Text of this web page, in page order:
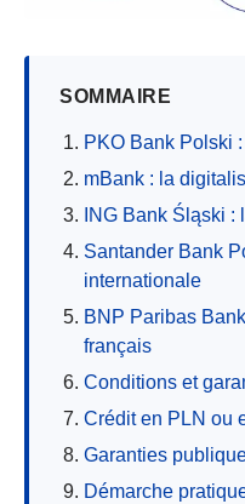
SOMMAIRE
PKO Bank Polski
mBank : la
ING Bank Śląski
Santander Bank
internationale
BNP Paribas
français
Conditions et
Crédit en PLN ou
Garanties
Démarche